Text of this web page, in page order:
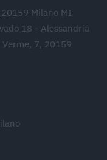
20159 Milano MI
18 - Alessandria
Verme, 7, 20159